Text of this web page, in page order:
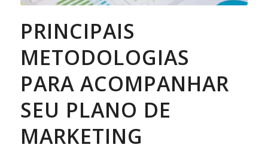
PRINCIPAIS
METODOLOGIAS
PARA ACOMPANHAR
SEU PLANO DE
MARKETING